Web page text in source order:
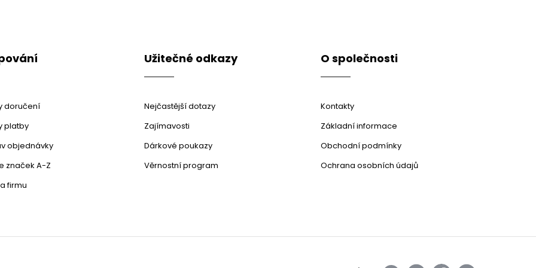
doručení
platby
objednávky
značek A-Z
firmu
Užitečné odkazy
Nejčastější dotazy
Zajímavosti
Dárkové poukazy
Věrnostní program
O společnosti
Kontakty
Základní informace
Obchodní podmínky
Ochrana osobních údajů